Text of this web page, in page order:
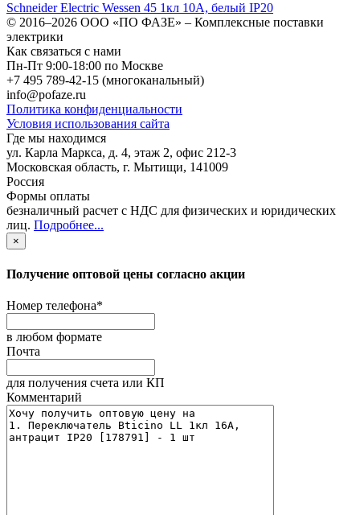
Schneider Electric Wessen 45 1кл 10А, белый IP20
© 2016–2026 ООО «ПО ФАЗЕ» – Комплексные поставки
электрики
Как связаться с нами
Пн-Пт 9:00-18:00 по Москве
+7 495 789-42-15 (многоканальный)
info@pofaze.ru
Политика конфиденциальности
Условия использования сайта
Где мы находимся
ул. Карла Маркса, д. 4, этаж 2, офис 212-3
Московская область, г. Мытищи, 141009
Россия
Формы оплаты
безналичный расчет с НДС для физических и юридических
лиц. Подробнее...
×
Получение оптовой цены согласно акции
Номер телефона*
в любом формате
Почта
для получения счета или КП
Комментарий